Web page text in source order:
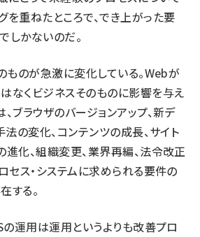
を重ねたところで、でき上がった要
しかないのだ。
ものが急激に変化している。Webが
なくビジネスそのものに影響を与え
ブラウザのバージョンアップ、新デ
の変化、コンテンツの成長、サイト
進化、組織変更、業界再編、法令改正
セス・システムに求められる要件の
する。
の運用は運用というよりも改善プロ